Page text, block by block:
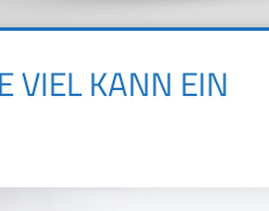
VIEL KANN EIN